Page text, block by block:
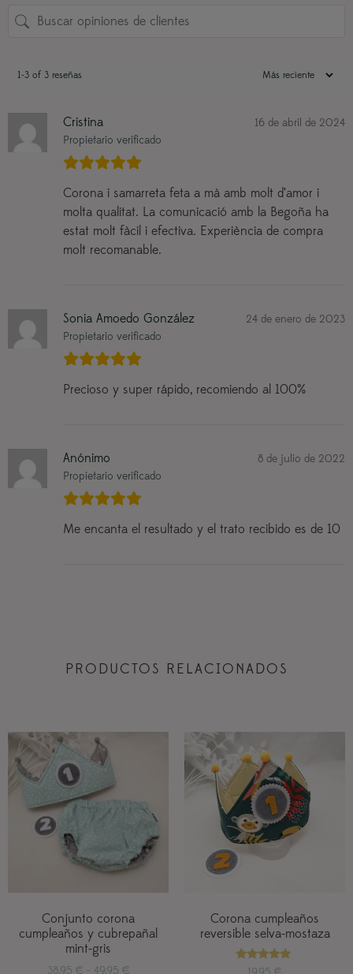
1-3 of 3 reseñas
Cristina
Propietario verificado
16 de abril de 2024
Corona i samarreta feta a mà amb molt d’amor i
molta qualitat. La comunicació amb la Begoña ha
estat molt fàcil i efectiva. Experiència de compra
molt recomanable.
Sonia Amoedo González
Propietario verificado
24 de enero de 2023
Precioso y super rápido, recomiendo al 100%
Anónimo
Propietario verificado
8 de julio de 2022
Me encanta el resultado y el trato recibido es de 10
PRODUCTOS RELACIONADOS
Conjunto corona
cumpleaños y cubrepañal
mint-gris
38,95 € - 49,95 €
Corona cumpleaños
reversible selva-mostaza
Valorado